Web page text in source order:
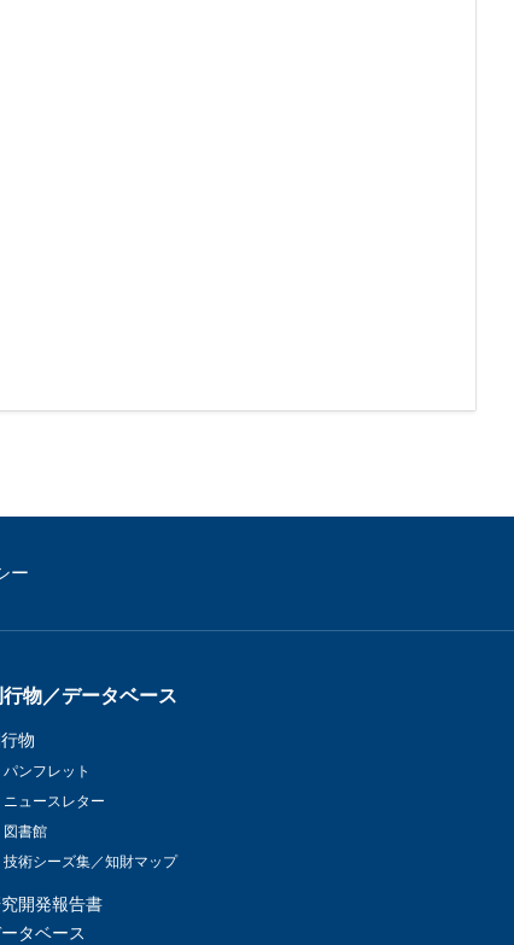
ー
行物／データベース
物
パンフレット
ニュースレター
図書館
技術シーズ集／知財マップ
開発報告書
タベース